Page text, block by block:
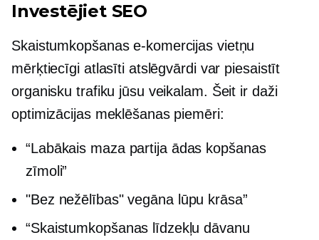
Investējiet SEO
Skaistumkopšanas e-komercijas vietņu
mērķtiecīgi atlasīti atslēgvārdi var piesaistīt
organisku trafiku jūsu veikalam. Šeit ir daži
optimizācijas meklēšanas piemēri:
“Labākais maza partijaādas kopšanas
zīmoli”
"Bez nežēlības"vegāna lūpu krāsa”
“Skaistumkopšanas līdzekļu dāvanu